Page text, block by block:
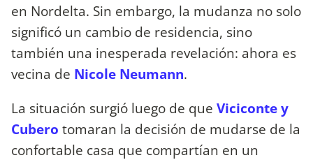
en Nordelta. Sin embargo, la mudanza no solo
significó un cambio de residencia, sino
también una inesperada revelación: ahora es
vecina de Nicole Neumann.
La situación surgió luego de que Viciconte y
Cubero tomaran la decisión de mudarse de la
confortable casa que compartían en un